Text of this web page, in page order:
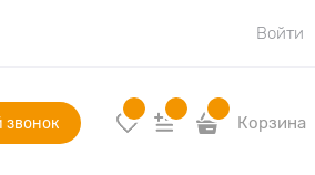
Войти
звонок Корзина